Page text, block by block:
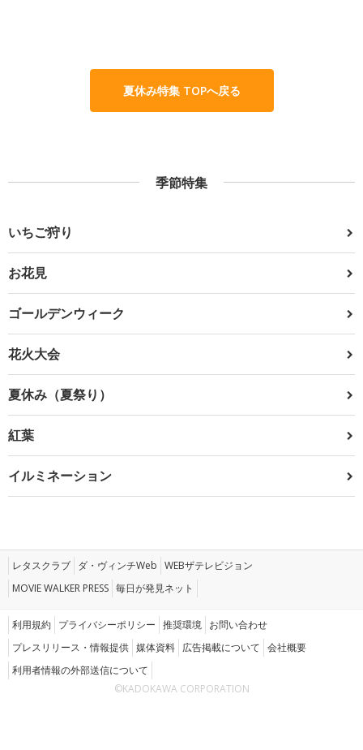
夏休み特集 TOPへ戻る
季節特集
いちご狩り
お花見
ゴールデンウィーク
花火大会
夏休み（夏祭り）
紅葉
イルミネーション
レタスクラブ ダ・ヴィンチWeb WEBザテレビジョン
MOVIE WALKER PRESS 毎日が発見ネット
利用規約 プライバシーポリシー 推奨環境 お問い合わせ
プレスリリース・情報提供 媒体資料 広告掲載について 会社概要
利用者情報の外部送信について
©KADOKAWA CORPORATION